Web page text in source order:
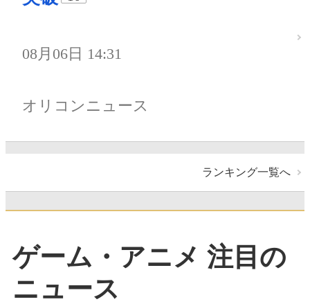
08月06日 14:31
オリコンニュース
ランキング一覧へ
ゲーム・アニメ 注目の
ニュース